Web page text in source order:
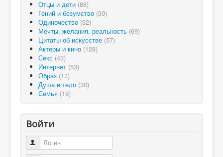
Отцы и дети (88)
Гений и безумство (39)
Одиночество (32)
Мечты, желания, реальность (69)
Цитаты об искусстве (57)
Актеры и кино (128)
Секс (43)
Интернет (53)
Образ (13)
Душа и тело (30)
Семья (19)
Войти
Логин